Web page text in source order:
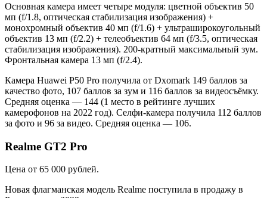
Основная камера имеет четыре модуля: цветной объектив 50
мп (f/1.8, оптическая стабилизация изображения) +
монохромный объектив 40 мп (f/1.6) + ультраширокоугольный
объектив 13 мп (f/2.2) + телеобъектив 64 мп (f/3.5, оптическая
стабилизация изображения). 200-кратный максимальный зум.
Фронтальная камера 13 мп (f/2.4).
Камера Huawei P50 Pro получила от Dxomark 149 баллов за
качество фото, 107 баллов за зум и 116 баллов за видеосъёмку.
Средняя оценка — 144 (1 место в рейтинге лучших
камерофонов на 2022 год). Селфи-камера получила 112 баллов
за фото и 96 за видео. Средняя оценка — 106.
Realme GT2 Pro
Цена от 65 000 рублей.
Новая флагманская модель Realme поступила в продажу в